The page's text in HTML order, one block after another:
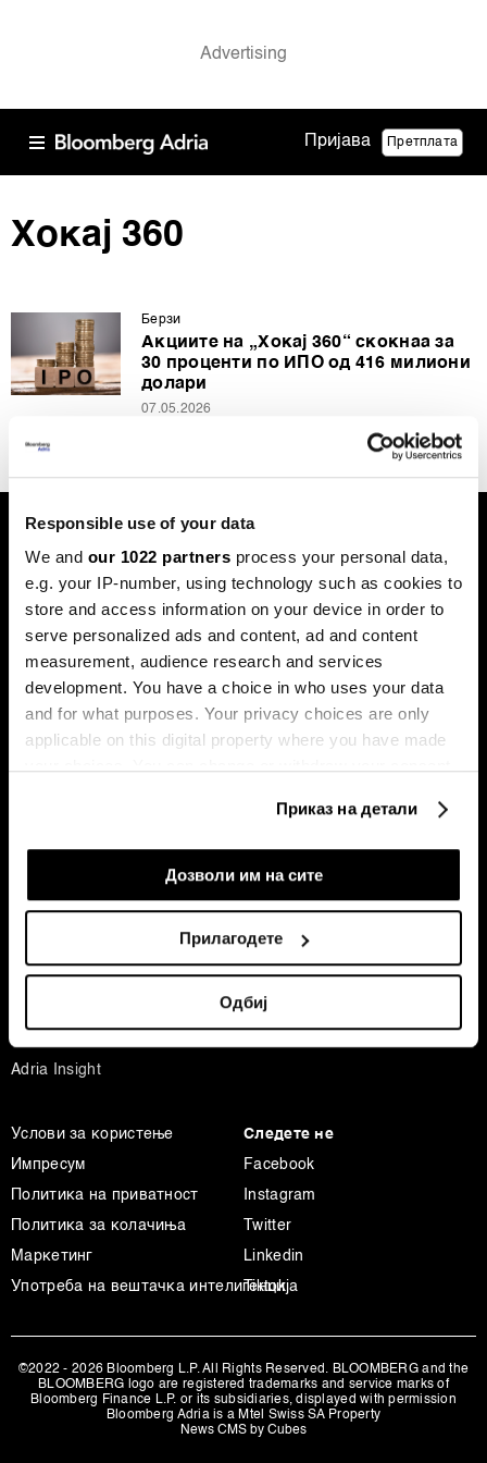
Responsible use of your data
We and our 1022 partners process your personal data,
e.g. your IP-number, using technology such as cookies to
store and access information on your device in order to
serve personalized ads and content, ad and content
measurement, audience research and services
development. You have a choice in who uses your data
and for what purposes. Your privacy choices are only
applicable on this digital property where you have made
If you allow, we would also like to:
Collect information about your geographical
Identify your device by actively scanning it for
specific characteristics (fingerprinting)
Find out more about how your personal data is processed
and set your preferences in the
d.o.o. и Пертнери. Повеќе за податоците кои ги
обработуваме како и за вашите права прочитајте во
нашата Политика на приватност, а за колачињата и
други слични технологии воПолитиката на
. Колачињата во кој било момент можете
деталите“. Согласноста можете во кој било момент да
Приказ на детали
Дозволи им на сите
Прилагодете
Одбиј
Пријава Претплата
Хокај 360
Берзи
Акциите на „Хокај 360“ скокнаа за
30 проценти по ИПО од 416 милиони
долари
07.05.2026
Претплатете се на
Технологија
Спорт
Adria Insight
Услови за користење
Импресум
Политика на приватност
Политика за колачиња
Маркетинг
Употреба на вештачка интелигенција
Следете не
Facebook
Instagram
Twitter
Linkedin
Tiktok
©2022 - 2026 Bloomberg L.P. All Rights Reserved. BLOOMBERG and the
BLOOMBERG logo are registered trademarks and service marks of
Bloomberg Finance L.P. or its subsidiaries, displayed with permission
Bloomberg Adria is a Mtel Swiss SA Property
News CMS by Cubes